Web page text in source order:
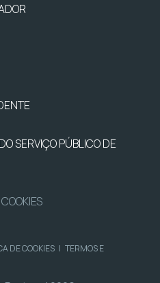
SERVIÇO PÚBLICO DE
DE COOKIES | TERMOS E